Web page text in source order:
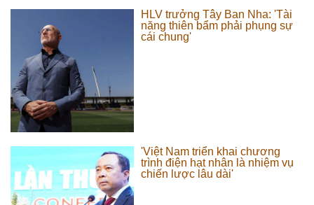
HLV trưởng Tây Ban Nha: 'Tài
năng thiên bẩm phải phụng sự
cái chung'
'Việt Nam triển khai chương
trình điện hạt nhân là nhiệm vụ
chiến lược lâu dài'